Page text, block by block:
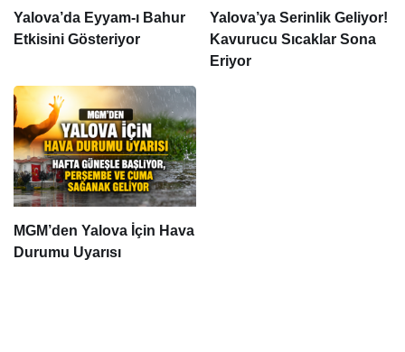
Yalova’da Eyyam-ı Bahur
Etkisini Gösteriyor
Yalova’ya Serinlik Geliyor!
Kavurucu Sıcaklar Sona
Eriyor
MGM’den Yalova İçin Hava
Durumu Uyarısı